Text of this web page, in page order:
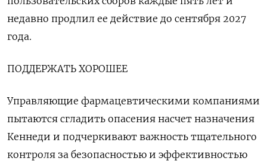
недавно продлил ее действие до сентября 2027
года.
ПОДДЕРЖАТЬ ХОРОШЕЕ
Управляющие фармацевтическими компаниями
пытаются сгладить опасения насчет назначения
Кеннеди и подчеркивают важность тщательного
контроля за безопасностью и эффективностью